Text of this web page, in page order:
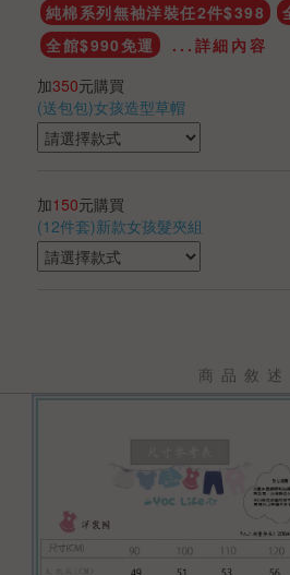
純棉系列無袖洋裝任2件$398
全館$990免運
...詳細內容
加350元購買
(送包包)女孩造型草帽
加150元購買
(12件套)新款女孩髮夾組
商品敘述